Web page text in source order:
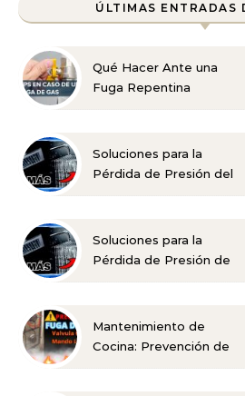
ÚLTIMAS ENTRADAS
Qué Hacer Ante una
Fuga Repentina
Soluciones para la
Pérdida de Presión del
Soluciones para la
Pérdida de Presión de
Mantenimiento de
Cocina: Prevención de